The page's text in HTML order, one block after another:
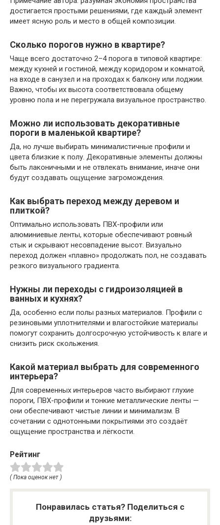
достигается простыми решениями, где каждый элемент
имеет ясную роль и место в общей композиции.
Сколько порогов нужно в квартире?
Чаще всего достаточно 2–4 порога в типовой квартире:
между кухней и гостиной, между коридором и комнатой,
на входе в санузел и на проходах к балкону или лоджии.
Важно, чтобы их высота соответствовала общему
уровню пола и не перегружала визуальное пространство.
Можно ли использовать декоративные
пороги в маленькой квартире?
Да, но лучше выбирать минималистичные профили и
цвета близкие к полу. Декоративные элементы должны
быть лаконичными и не отвлекать внимание, иначе они
будут создавать ощущение загромождения.
Как выбрать переход между деревом и
плиткой?
Оптимально использовать ПВХ-профили или
алюминиевые ленты, которые обеспечивают ровный
стык и скрывают несовпадение высот. Визуально
переход должен «плавно» продолжать пол, не создавать
резкого визуального градиента.
Нужны ли переходы с гидроизоляцией в
ванных и кухнях?
Да, особенно если полы разных материалов. Профили с
резиновыми уплотнителями и влагостойкие материалы
помогут сохранить долгосрочную устойчивость к влаге и
снизить риск скольжения.
Какой материал выбрать для современного
интерьера?
Для современных интерьеров часто выбирают глухие
пороги, ПВХ-профили и тонкие металлические ленты —
они обеспечивают чистые линии и минимализм. В
сочетании с однотонными покрытиями это создаёт
ощущение пространства и лёгкости.
Рейтинг
( Пока оценок нет )
Понравилась статья? Поделиться с
друзьями: